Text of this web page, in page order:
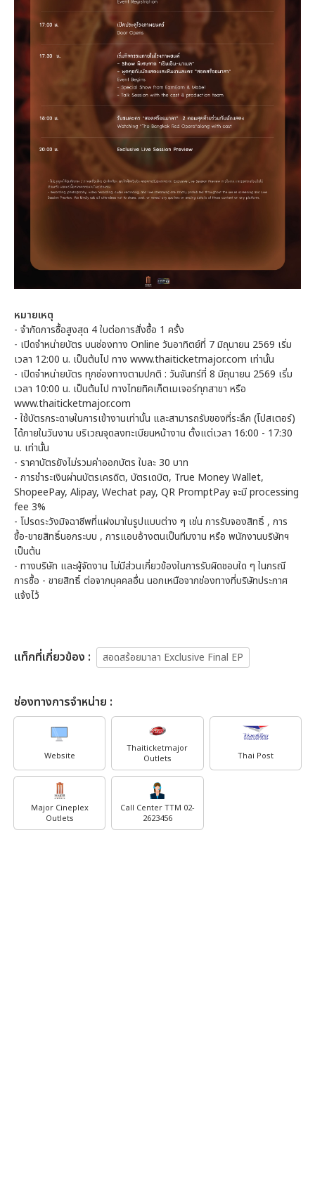
หมายเหตุ
- จำกัดการซื้อสูงสุด 4 ใบต่อการสั่งซื้อ 1 ครั้ง
- เปิดจำหน่ายบัตร บนช่องทาง Online วันอาทิตย์ที่ 7 มิถุนายน 2569 เริ่ม
เวลา 12:00 น. เป็นต้นไป ทาง www.thaiticketmajor.com เท่านั้น
- เปิดจำหน่ายบัตร ทุกช่องทางตามปกติ : วันจันทร์ที่ 8 มิถุนายน 2569 เริ่ม
เวลา 10:00 น. เป็นต้นไป ทางไทยทิคเก็ตเมเจอร์ทุกสาขา หรือ
www.thaiticketmajor.com
- ใช้บัตรกระดาษในการเข้างานเท่านั้น และสามารถรับของที่ระลึก (โปสเตอร์)
ได้ภายในวันงาน บริเวณจุดลงทะเบียนหน้างาน ตั้งแต่เวลา 16:00 - 17:30
น. เท่านั้น
- ราคาบัตรยังไม่รวมค่าออกบัตร ใบละ 30 บาท
- การชำระเงินผ่านบัตรเครดิต, บัตรเดบิต, True Money Wallet,
ShopeePay, Alipay, Wechat pay, QR PromptPay จะมี processing
fee 3%
- โปรดระวังมิจฉาชีพที่แฝงมาในรูปแบบต่าง ๆ เช่น การรับจองสิทธิ์ , การ
ซื้อ-ขายสิทธิ์นอกระบบ , การแอบอ้างตนเป็นทีมงาน หรือ พนักงานบริษัทฯ
เป็นต้น
- ทางบริษัท และผู้จัดงาน ไม่มีส่วนเกี่ยวข้องในการรับผิดชอบใด ๆ ในกรณี
การซื้อ - ขายสิทธิ์ ต่อจากบุคคลอื่น นอกเหนือจากช่องทางที่บริษัทประกาศ
แจ้งไว้
เเท็กที่เกี่ยวข้อง : สอดสร้อยมาลา Exclusive Final EP
ช่องทางการจำหน่าย :
Website
Thaiticketmajor
Outlets
Thai Post
Major Cineplex
Outlets
Call Center TTM 02-
2623456